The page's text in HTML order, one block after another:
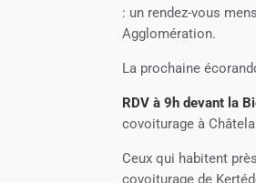
: un rendez-vous
Agglomération.
La prochaine
RDV à 9h devant la
covoiturage à
Ceux qui habitent
covoiturage de